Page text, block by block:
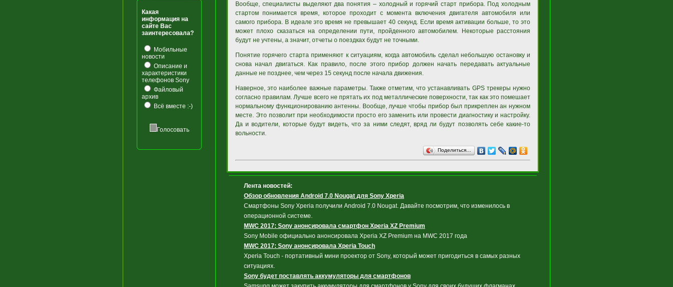
Какая
информация на
сайте Вас
заинтересовала?
Мобильные
новости
Описание и
характеристики
телефонов Sony
Файловый
архив
Всё вместе :-)
Голосовать
Вообще, специалисты выделяют два понятия – холодный и горячий старт прибора. Под холодным
стартом понимается время, которое проходит с момента включения двигателя автомобиля или
самого прибора. В идеале это время не превышает 40 секунд. Если время активации больше, то это
может плохо сказаться на определении пути, пройденного автомобилем. Некоторые расстояния
будут не учтены, а значит, отчеты о поездках будут не точными.
Понятие горячего старта применяют к ситуациям, когда автомобиль сделал небольшую остановку и
снова начал двигаться. Как правило, после этого прибор должен начать передавать актуальные
данные не позднее, чем через 15 секунд после начала движения.
Наверное, это наиболее важные параметры. Также отметим, что устанавливать GPS трекеры нужно
согласно правилам. Лучше всего не прятать их под металлические поверхности, так как это помешает
нормальному функционированию антенны. Вообще, лучше чтобы прибор был прикреплен ан нужном
месте. Это позволит при необходимости просто его заменить или провести диагностику и настройку.
Да и водители, которые будут видеть, что за ними следят, вряд ли будут позволять себе какие-то
вольности.
Поделиться…
Лента новостей:
Обзор обновления Android 7.0 Nougat для Sony Xperia
Смартфоны Sony Xperia получили Android 7.0 Nougat. Давайте посмотрим, что изменилось в
операционной системе.
MWC 2017: Sony анонсировала смартфон Xperia XZ Premium
Sony Mobile официально анонсировала Xperia XZ Premium на MWC 2017 года
MWC 2017: Sony анонсировала Xperia Touch
Xperia Touch - портативный мини проектор от Sony, который может пригодиться в самых разных
ситуациях.
Sony будет поставлять аккумуляторы для смартфонов